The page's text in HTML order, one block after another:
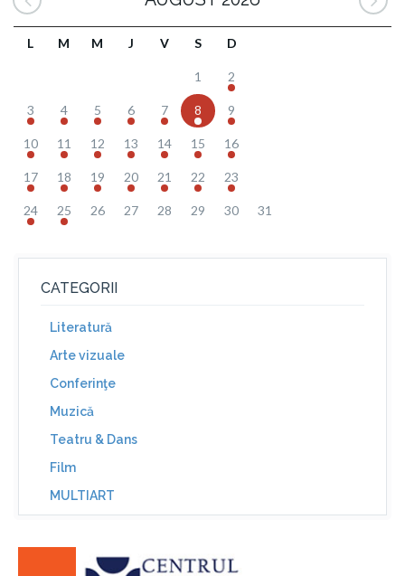
L M M J V S D
1 2
3 4 5 6 7 8 9
10 11 12 13 14 15 16
17 18 19 20 21 22 23
24 25 26 27 28 29 30 31
CATEGORII
Literatură
Arte vizuale
Conferinţe
Muzică
Teatru & Dans
Film
MULTIART